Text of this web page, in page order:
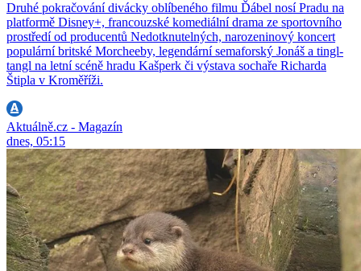
Druhé pokračování divácky oblíbeného filmu Ďábel nosí Pradu na
platformě Disney+, francouzské komediální drama ze sportovního
prostředí od producentů Nedotknutelných, narozeninový koncert
populární britské Morcheeby, legendární semaforský Jonáš a tingl-
tangl na letní scéně hradu Kašperk či výstava sochaře Richarda
Štipla v Kroměříži.
Aktuálně.cz - Magazín
dnes, 05:15